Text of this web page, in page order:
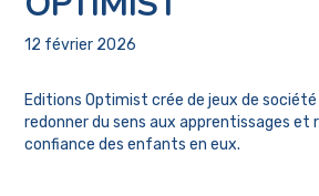
12 février 2026
Editions Optimist crée de jeux de
redonner du sens aux apprentissages et
confiance des enfants en eux.